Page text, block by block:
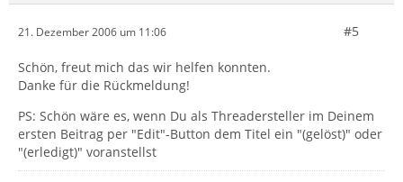
21. Dezember 2006 um 11:06 #5
Schön, freut mich das wir helfen konnten.
Danke für die Rückmeldung!
PS: Schön wäre es, wenn Du als Threadersteller im Deinem
ersten Beitrag per "Edit"-Button dem Titel ein "(gelöst)" oder
"(erledigt)" voranstellst